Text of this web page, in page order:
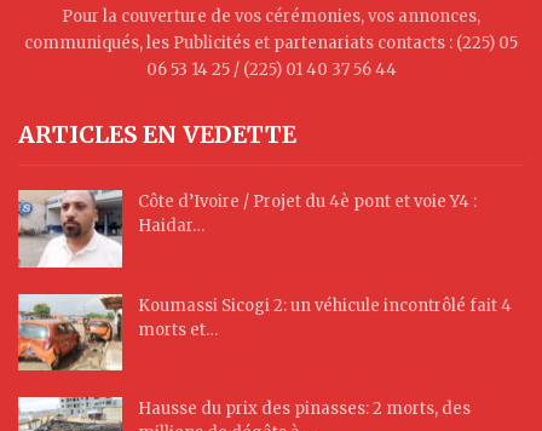
Pour la couverture de vos cérémonies, vos annonces,
communiqués, les Publicités et partenariats contacts : (225) 05
06 53 14 25 / (225) 01 40 37 56 44
ARTICLES EN VEDETTE
Côte d’Ivoire / Projet du 4è pont et voie Y4 :
Haidar…
Koumassi Sicogi 2: un véhicule incontrôlé fait 4
morts et…
Hausse du prix des pinasses: 2 morts, des